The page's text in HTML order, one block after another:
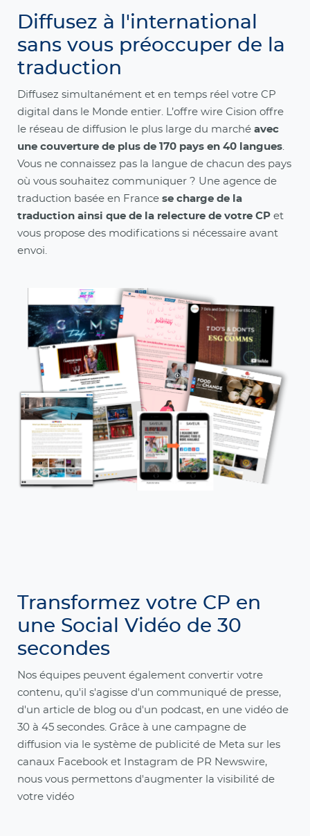
Diffusez à l'international
sans vous préoccuper de la
traduction
Diffusez simultanément et en temps réel votre CP
digital dans le Monde entier. L’offre wire Cision offre
le réseau de diffusion le plus large du marché avec
une couverture de plus de 170 pays en 40 langues
Vous ne connaissez pas la langue de chacun des pays
où vous souhaitez communiquer ? Une agence de
traduction basée en France se charge de la
traduction ainsi que de la relecture de votre CP et
vous propose des modifications si nécessaire avant
envoi.
Transformez votre CP en
une Social Vidéo de 30
secondes
Nos équipes peuvent également convertir votre
contenu, qu'il s'agisse d'un communiqué de presse,
d'un article de blog ou d'un podcast, en une vidéo de
30 à 45 secondes. Grâce à une campagne de
diffusion via le système de publicité de Meta sur les
canaux Facebook et Instagram de PR Newswire,
nous vous permettons d'augmenter la visibilité de
votre vidéo